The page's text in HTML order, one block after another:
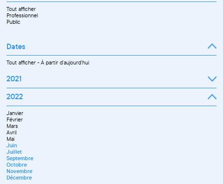
Tout afficher
Professionnel
Public
Dates
Tout afficher-À partir d'aujourd'hui
2021
Septembre
Novembre
Décembre
2022
Janvier
Février
Mars
Avril
Mai
Juin
Juillet
Septembre
Octobre
Novembre
Décembre